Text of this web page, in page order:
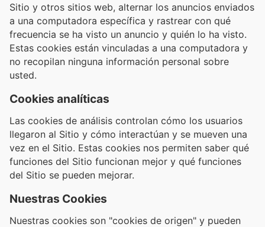
Sitio y otros sitios web, alternar los anuncios enviados
a una computadora específica y rastrear con qué
frecuencia se ha visto un anuncio y quién lo ha visto.
Estas cookies están vinculadas a una computadora y
no recopilan ninguna información personal sobre
usted.
Cookies analíticas
Las cookies de análisis controlan cómo los usuarios
llegaron al Sitio y cómo interactúan y se mueven una
vez en el Sitio. Estas cookies nos permiten saber qué
funciones del Sitio funcionan mejor y qué funciones
del Sitio se pueden mejorar.
Nuestras Cookies
Nuestras cookies son "cookies de origen" y pueden